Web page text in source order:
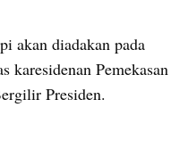
akan diadakan pada
karesidenan Pemekasan
Presiden.